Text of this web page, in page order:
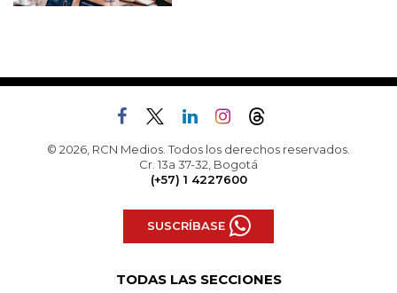
© 2026, RCN Medios. Todos los derechos reservados.
Cr. 13a 37-32, Bogotá
(+57) 1 4227600
SUSCRÍBASE
TODAS LAS SECCIONES